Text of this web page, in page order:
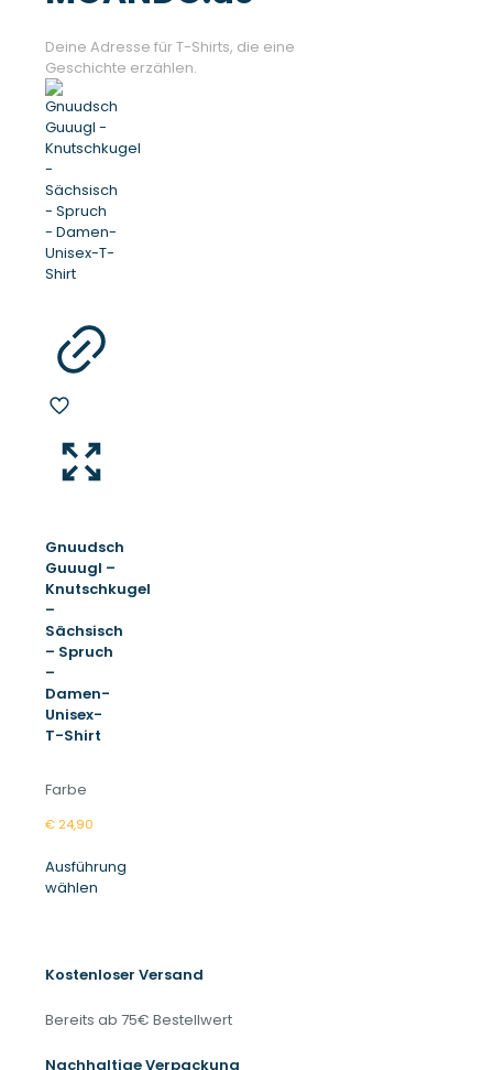
Deine Adresse für T-Shirts, die eine
Geschichte erzählen.
Gnuudsch
Guuugl –
Knutschkugel
–
Sächsisch
– Spruch
–
Damen-
Unisex-
T-Shirt
Farbe
€ 24,90
Ausführung
wählen
mehrere
auf.
Kostenloser Versand
Bereits ab 75€ Bestellwert
Nachhaltige Verpackung